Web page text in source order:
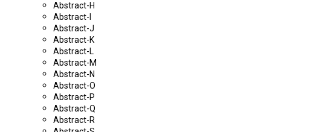
Abstract-H
Abstract-I
Abstract-J
Abstract-K
Abstract-L
Abstract-M
Abstract-N
Abstract-O
Abstract-P
Abstract-Q
Abstract-R